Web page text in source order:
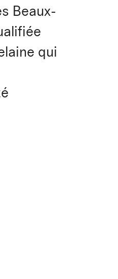
Beaux-
qui